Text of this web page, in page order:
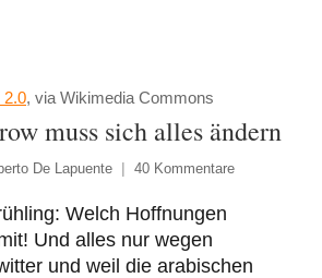
2.0, via Wikimedia Commons
muss sich alles ändern
De Lapuente 40 Kommentare
Welch Hoffnungen
Und alles nur wegen
und weil die arabischen